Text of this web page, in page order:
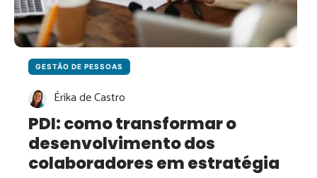
GESTÃO DE PESSOAS
Érika de Castro
PDI: como transformar o
desenvolvimento dos
colaboradores em estratégia